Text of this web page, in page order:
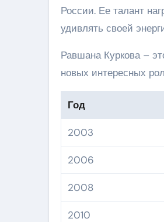
России. Ее талант
удивлять своей
Равшана Куркова –
новых интересных
Год
2003
2006
2008
2010